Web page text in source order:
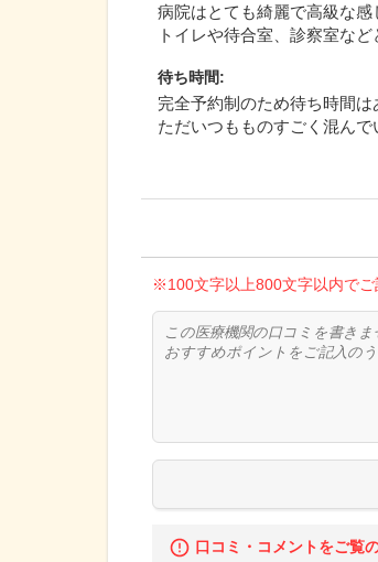
病院はとても綺麗で高級な感
トイレや待合室、診察室な
待ち時間:
完全予約制のため待ち時間は
ただいつもものすごく混ん
※100文字以上800文字以内でご
口コミ・コメントをご覧